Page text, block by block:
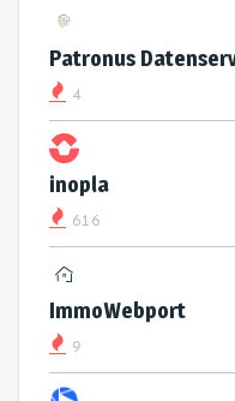
Patronus
4
inopla
616
ImmoWebport
9